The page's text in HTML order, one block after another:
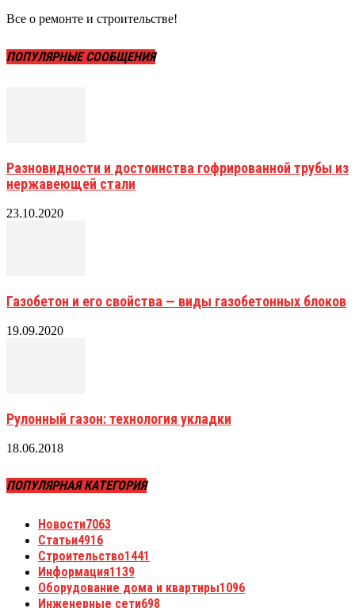
Все о ремонте и строительстве!
ПОПУЛЯРНЫЕ СООБЩЕНИЯ
Разновидности и достоинства гофрированной трубы из
нержавеющей стали
23.10.2020
Газобетон и его свойства — виды газобетонных блоков
19.09.2020
Рулонный газон: технология укладки
18.06.2018
ПОПУЛЯРНАЯ КАТЕГОРИЯ
Новости7063
Статьи4916
Строительство1441
Информация1139
Оборудование дома и квартиры1096
Инженерные сети698